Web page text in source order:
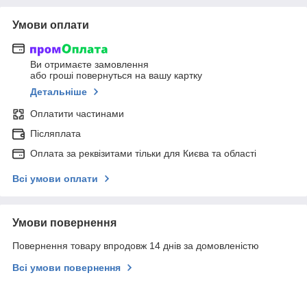
Умови оплати
Ви отримаєте замовлення
або гроші повернуться на вашу картку
Детальніше
Оплатити частинами
Післяплата
Оплата за реквізитами тільки для Києва та області
Всі умови оплати
Умови повернення
Повернення товару впродовж 14 днів за домовленістю
Всі умови повернення